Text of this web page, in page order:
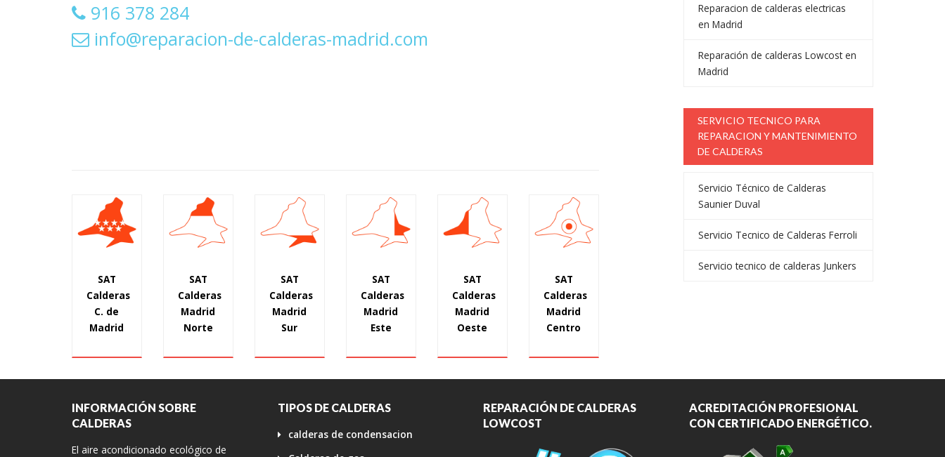
916 378 284
info@reparacion-de-calderas-madrid.com
SAT
Calderas
C. de
Madrid
SAT
Calderas
Madrid
Norte
SAT
Calderas
Madrid
Sur
SAT
Calderas
Madrid
Este
SAT
Calderas
Madrid
Oeste
SAT
Calderas
Madrid
Centro
Reparacion de calderas electricas
en Madrid
Reparación de calderas Lowcost en
Madrid
SERVICIO TECNICO PARA
REPARACION Y MANTENIMIENTO
DE CALDERAS
Servicio Técnico de Calderas
Saunier Duval
Servicio Tecnico de Calderas Ferroli
Servicio tecnico de calderas Junkers
INFORMACIÓN SOBRE
CALDERAS
El aire acondicionado ecológico de
TIPOS DE CALDERAS
calderas de condensacion
REPARACIÓN DE CALDERAS
LOWCOST
ACREDITACIÓN PROFESIONAL
CON CERTIFICADO ENERGÉTICO.